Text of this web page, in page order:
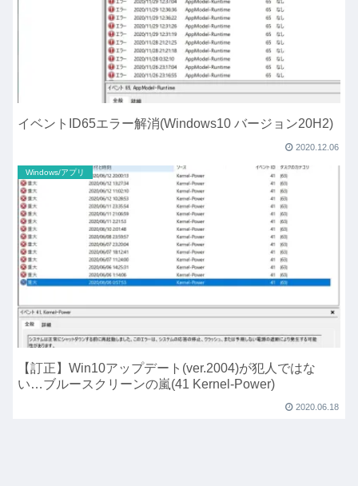
イベントID65エラー解消(Windows10 バージョン20H2)
2020.12.06
Windows/アプリ
【訂正】Win10アップデート(ver.2004)が犯人ではな
い…ブルースクリーンの嵐(41 Kernel-Power)
2020.06.18